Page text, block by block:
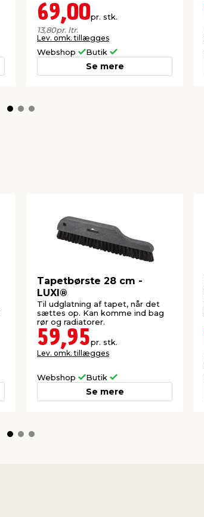
69,00pr. stk.
13,80pr. ltr.
Lev. omk. tillægges
Webshop Butik
Se mere
Tapetbørste 28 cm -
LUXI®
Til udglatning af tapet, når det
sættes op. Kan komme ind bag
rør og radiatorer.
59,95pr. stk.
Lev. omk. tillægges
Webshop Butik
Se mere